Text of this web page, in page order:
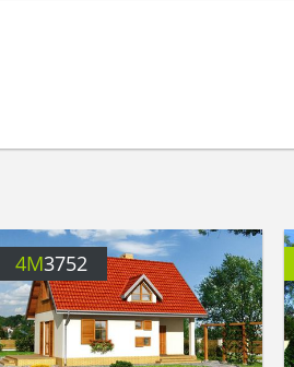
4M3752